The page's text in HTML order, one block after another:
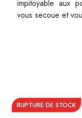
impitoyable aux
vous secoue et
RUPTURE DE STOCK